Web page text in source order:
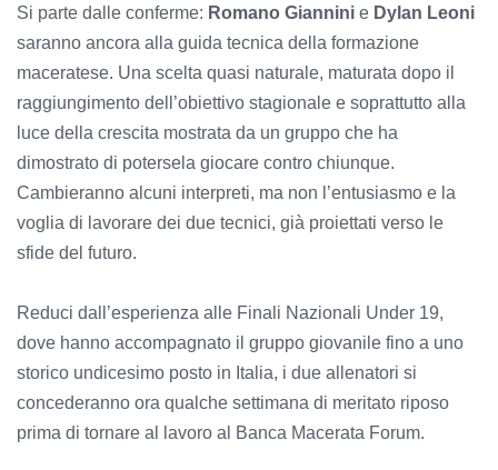
Si parte dalle conferme: Romano Giannini e Dylan Leoni
saranno ancora alla guida tecnica della formazione
maceratese. Una scelta quasi naturale, maturata dopo il
raggiungimento dell’obiettivo stagionale e soprattutto alla
luce della crescita mostrata da un gruppo che ha
dimostrato di potersela giocare contro chiunque.
Cambieranno alcuni interpreti, ma non l’entusiasmo e la
voglia di lavorare dei due tecnici, già proiettati verso le
sfide del futuro.
Reduci dall’esperienza alle Finali Nazionali Under 19,
dove hanno accompagnato il gruppo giovanile fino a uno
storico undicesimo posto in Italia, i due allenatori si
concederanno ora qualche settimana di meritato riposo
prima di tornare al lavoro al Banca Macerata Forum.